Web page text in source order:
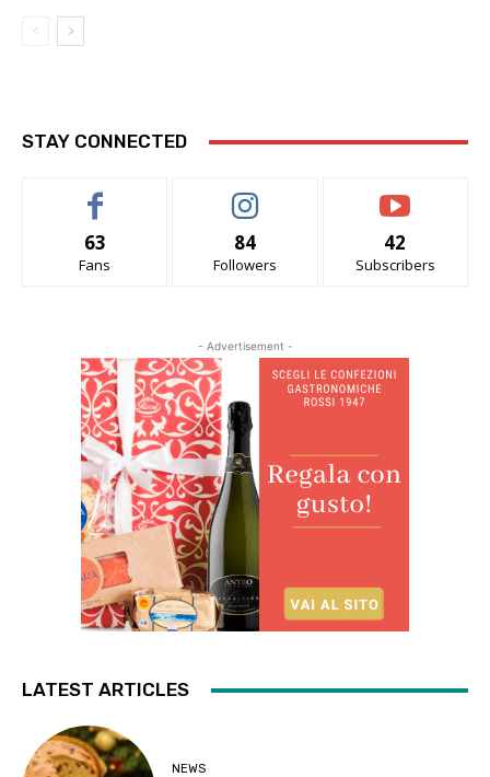
STAY CONNECTED
63
Fans
84
Followers
42
Subscribers
- Advertisement -
LATEST ARTICLES
NEWS